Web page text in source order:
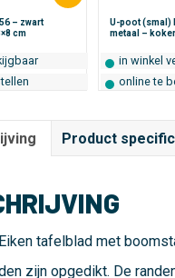
– zwart
cm
U-poot (smal)
metaal –
in winkel
online te
Product
tafelblad met
zijn opgedikt. De